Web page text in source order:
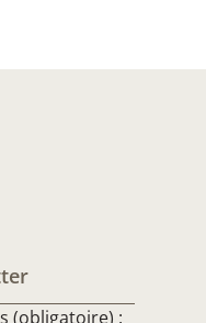
(obligatoire) :